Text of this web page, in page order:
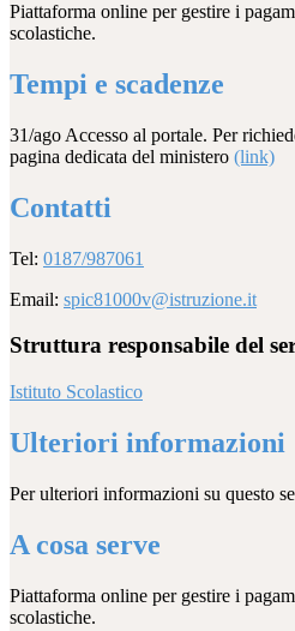
Piattaforma online per gestire i
scolastiche.
Tempi e scadenze
31/ago Accesso al portale. Per
pagina dedicata del ministero (link)
Contatti
Tel: 0187/987061
Email: spic81000v@istruzione.it
Struttura responsabile del
Istituto Scolastico
Ulteriori informazioni
Per ulteriori informazioni su questo
A cosa serve
Piattaforma online per gestire i
scolastiche.